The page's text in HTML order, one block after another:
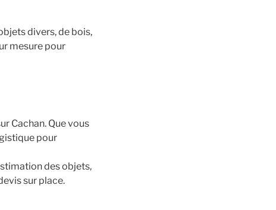
divers, de bois,
mesure pour
Cachan. Que vous
pour
des objets,
sur place.